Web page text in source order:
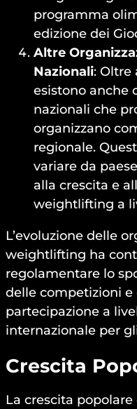
programma
edizione dei
Altre
Nazionali: Oltre
esistono anche
nazionali che
organizzano
regionale.
variare da
alla crescita e
weightlifting a
L’evoluzione delle
weightlifting ha
regolamentare lo
delle competizioni
partecipazione a
internazionale per
Crescita
La crescita